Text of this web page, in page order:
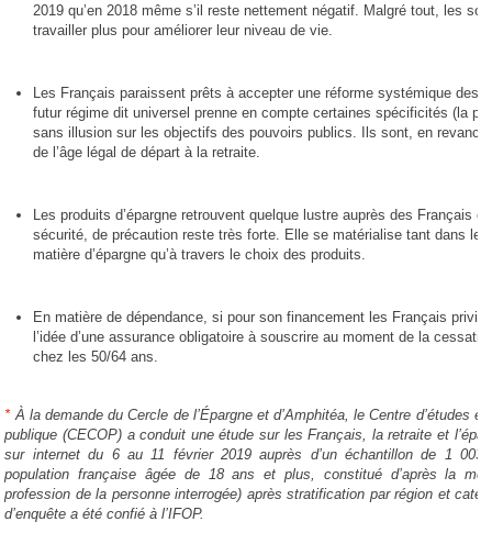
2019 qu’en 2018 même s’il reste nettement négatif. Malgré tout, les
travailler plus pour améliorer leur niveau de vie.
Les Français paraissent prêts à accepter une réforme systémique des
futur régime dit universel prenne en compte certaines spécificités (la
sans illusion sur les objectifs des pouvoirs publics. Ils sont, en
de l’âge légal de départ à la retraite.
Les produits d’épargne retrouvent quelque lustre auprès des Français
sécurité, de précaution reste très forte. Elle se matérialise tant dans
matière d’épargne qu’à travers le choix des produits.
En matière de dépendance, si pour son financement les Français
l’idée d’une assurance obligatoire à souscrire au moment de la
chez les 50/64 ans.
*À la demande du Cercle de l’Épargne et d’Amphitéa, le Centre d’études
publique (CECOP) a conduit une étude sur les Français, la retraite et
sur internet du 6 au 11 février 2019 auprès d’un échantillon de 1 003
population française âgée de 18 ans et plus, constitué d’après la
profession de la personne interrogée) après stratification par région et
d’enquête a été confié à l’IFOP.